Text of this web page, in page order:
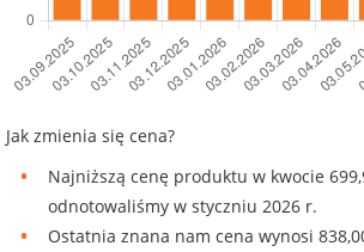
Jak zmienia się cena?
Najniższą cenę produktu w kwocie
odnotowaliśmy w styczniu 2026 r.
Ostatnia znana nam cena wynosi